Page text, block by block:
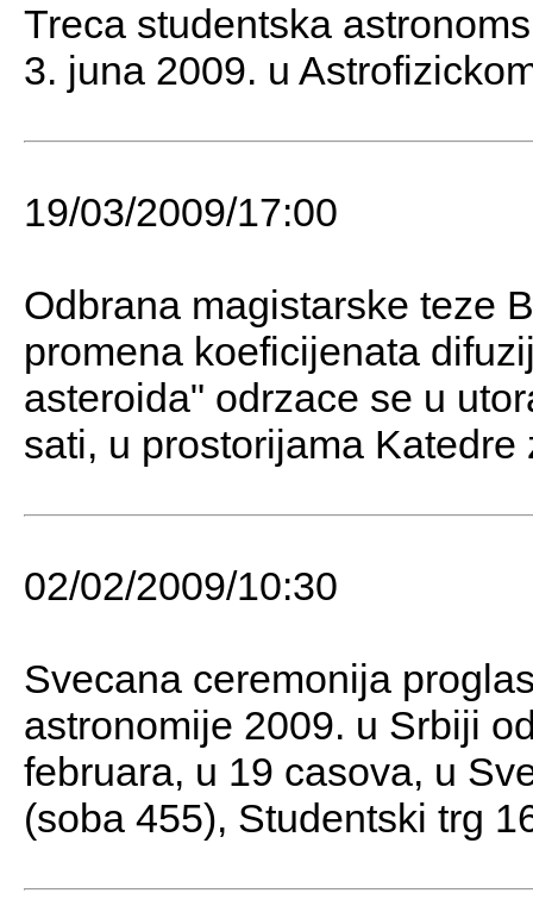
Treca studentska
3. juna 2009. u
19/03/2009/17:00
Odbrana magistarske teze
promena koeficijenata
asteroida" odrzace se u
sati, u prostorijama Katedre
02/02/2009/10:30
Svecana ceremonija
astronomije 2009. u Srbiji
februara, u 19 casova, u
(soba 455), Studentski trg